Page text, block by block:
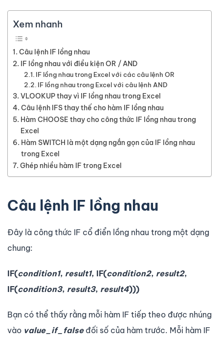
Xem nhanh
Câu lệnh IF lồng nhau
IF lồng nhau với điều kiện OR / AND
IF lồng nhau trong Excel với các câu lệnh OR
IF lồng nhau trong Excel với câu lệnh AND
VLOOKUP thay vì IF lồng nhau trong Excel
Câu lệnh IFS thay thế cho hàm IF lồng nhau
Hàm CHOOSE thay cho công thức IF lồng nhau trong
Excel
Hàm SWITCH là một dạng ngắn gọn của IF lồng nhau
trong Excel
Ghép nhiều hàm IF trong Excel
Câu lệnh IF lồng nhau
Đây là công thức IF cổ điển lồng nhau trong một dạng
chung:
IF(condition1, result1, IF(condition2, result2,
IF(condition3, result3, result4)))
Bạn có thể thấy rằng mỗi hàm IF tiếp theo được nhúng
vào value_if_falseđối số của hàm trước. Mỗi hàm IF